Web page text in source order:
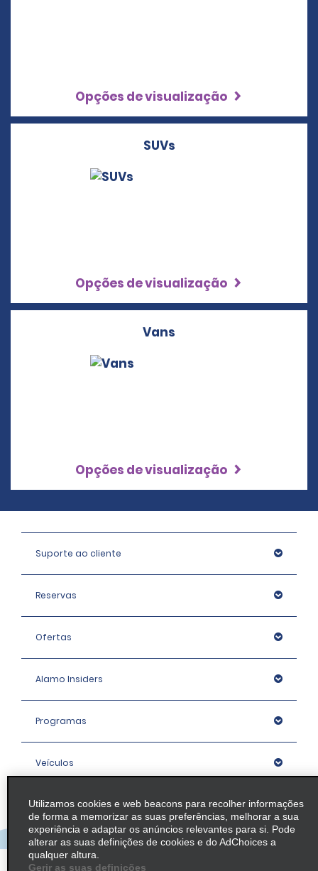
Opções de visualização
SUVs
Opções de visualização
Vans
Opções de visualização
Suporte ao cliente
Reservas
Ofertas
Alamo Insiders
Programas
Veículos
Agências
Empresa
Utilizamos cookies e web beacons para recolher informações
de forma a memorizar as suas preferências, melhorar a sua
experiência e adaptar os anúncios relevantes para si. Pode
alterar as suas definições de cookies e do AdChoices a
qualquer altura.
Gerir as suas definições